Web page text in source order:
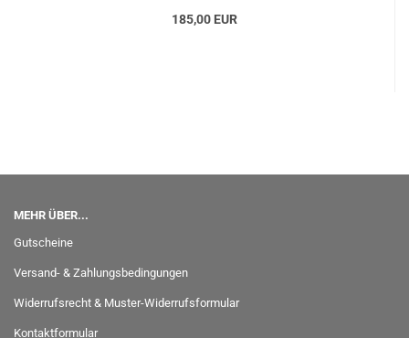
185,00 EUR
MEHR ÜBER...
Gutscheine
Versand- & Zahlungsbedingungen
Widerrufsrecht & Muster-Widerrufsformular
Kontaktformular